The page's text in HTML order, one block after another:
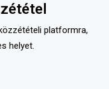
platformra,
helyet.